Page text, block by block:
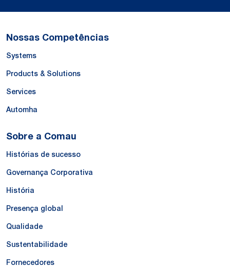
Nossas Competências
Systems
Products & Solutions
Services
Automha
Sobre a Comau
Histórias de sucesso
Governança Corporativa
História
Presença global
Qualidade
Sustentabilidade
Fornecedores